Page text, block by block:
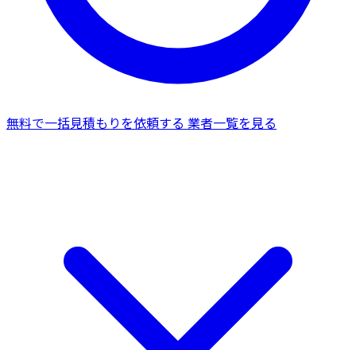
無料で一括見積もりを依頼する 業者一覧を見る